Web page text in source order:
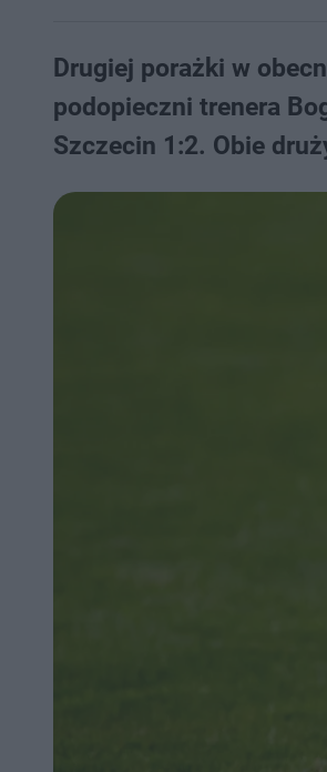
Drugiej porażki w
podopieczni trenera
Szczecin 1:2. Obie